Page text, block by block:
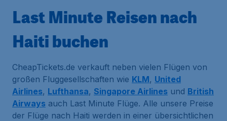
Last Minute Reisen nach
Haiti buchen
CheapTickets.de verkauft neben vielen Flügen von
großen Fluggesellschaften wie KLM, United
Airlines, Lufthansa, Singapore Airlines und British
Airways auch Last Minute Flüge. Alle unsere Preise
der Flüge nach Haiti werden in einer übersichtlichen